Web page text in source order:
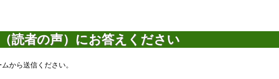
読者の声）にお答えください
から送信ください。